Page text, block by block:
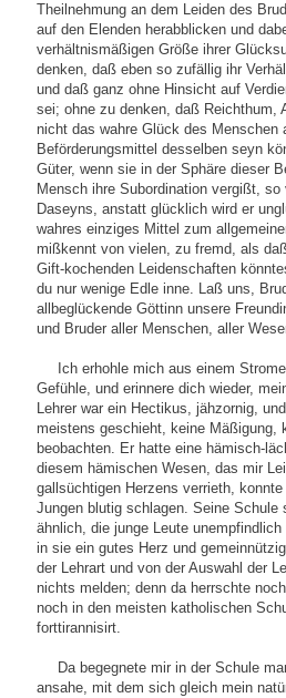
Theilnehmung an dem Leiden des
auf den Elenden herabblicken und
verhältnismäßigen Größe ihrer
denken, daß eben so zufällig ihr
und daß ganz ohne Hinsicht auf
sei; ohne zu denken, daß Reichthum,
nicht das wahre Glück des Menschen
Beförderungsmittel desselben seyn
Güter, wenn sie in der Sphäre dieser
Mensch ihre Subordination vergißt,
Daseyns, anstatt glücklich wird er
wahres einziges Mittel zum
mißkennt von vielen, zu fremd, als
Gift-kochenden Leidenschaften
du nur wenige Edle inne. Laß uns,
allbeglückende Göttinn unsere
und Bruder aller Menschen, aller
Ich erhohle mich aus einem
Gefühle, und erinnere dich wieder,
Lehrer war ein Hectikus, jähzornig,
meistens geschieht, keine Mäßigung,
beobachten. Er hatte eine hämisch-
diesem hämischen Wesen, das mir
gallsüchtigen Herzens verrieth,
Jungen blutig schlagen. Seine Schule
ähnlich, die junge Leute
in sie ein gutes Herz und
der Lehrart und von der Auswahl der
nichts melden; denn da herrschte
noch in den meisten katholischen
forttirannisirt.
Da begegnete mir in der Schule
ansahe, mit dem sich gleich mein